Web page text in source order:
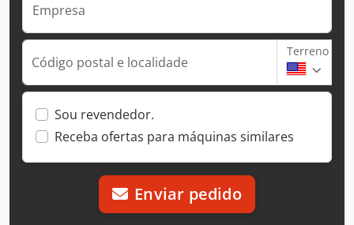
Empresa
Código postal e localidade
Terreno
Sou revendedor.
Receba ofertas para máquinas similares
Enviar pedido